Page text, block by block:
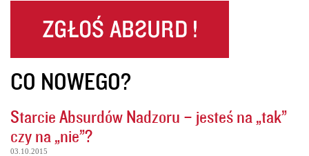
CO NOWEGO?
Starcie Absurdów Nadzoru – jesteś na „tak”
czy na „nie”?
03.10.2015